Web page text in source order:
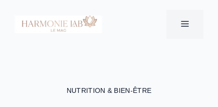
contenu
MENU
NUTRITION & BIEN-ÊTRE